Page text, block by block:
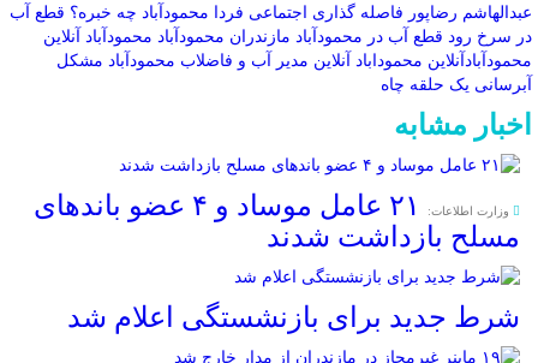
عبدالهاشم رضاپور فاصله گذاری اجتماعی فردا محمودآباد چه خبره؟ قطع آب
در سرخ رود قطع آب در محمودآباد مازندران محمودآباد محمودآباد آنلاین
محمودآبادآنلاین محموداباد آنلاین مدیر آب و فاضلاب محمودآباد مشکل
آبرسانی یک حلقه چاه
اخبار مشابه
وزارت اطلاعات:
۲۱ عامل موساد و ۴ عضو باند‌های
مسلح بازداشت شدند
شرط جدید برای بازنشستگی اعلام شد